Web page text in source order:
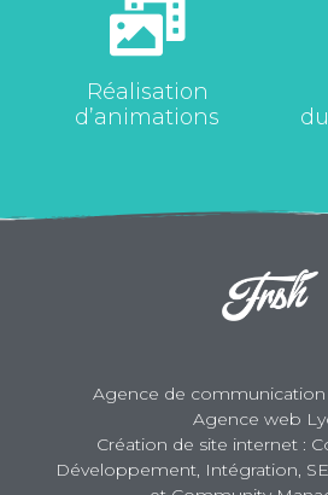
Réalisation
d’animations
Agence de communication
Agence web
Création de site internet :
Développement, Intégration,